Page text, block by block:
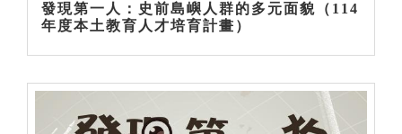
發現第一人：史前島嶼人群的多元面貌（114
年度本土教育人才培育計畫）